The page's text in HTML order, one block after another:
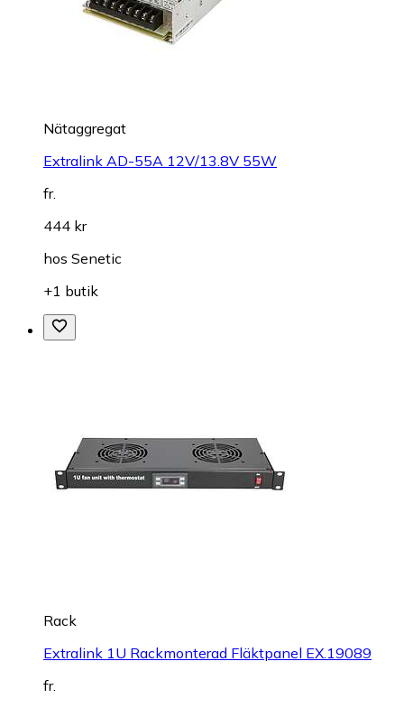
Nätaggregat
Extralink AD-55A 12V/13.8V 55W
fr.
444 kr
hos Senetic
+1 butik
Rack
Extralink 1U Rackmonterad Fläktpanel EX.19089
fr.